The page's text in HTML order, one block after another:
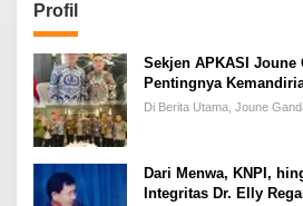
Profil
Sekjen APKASI Joune
Pentingnya
Dihadapan Pimpinan
Di Berita Utama, Joune
Dari Menwa, KNPI,
Integritas Dr. Elly